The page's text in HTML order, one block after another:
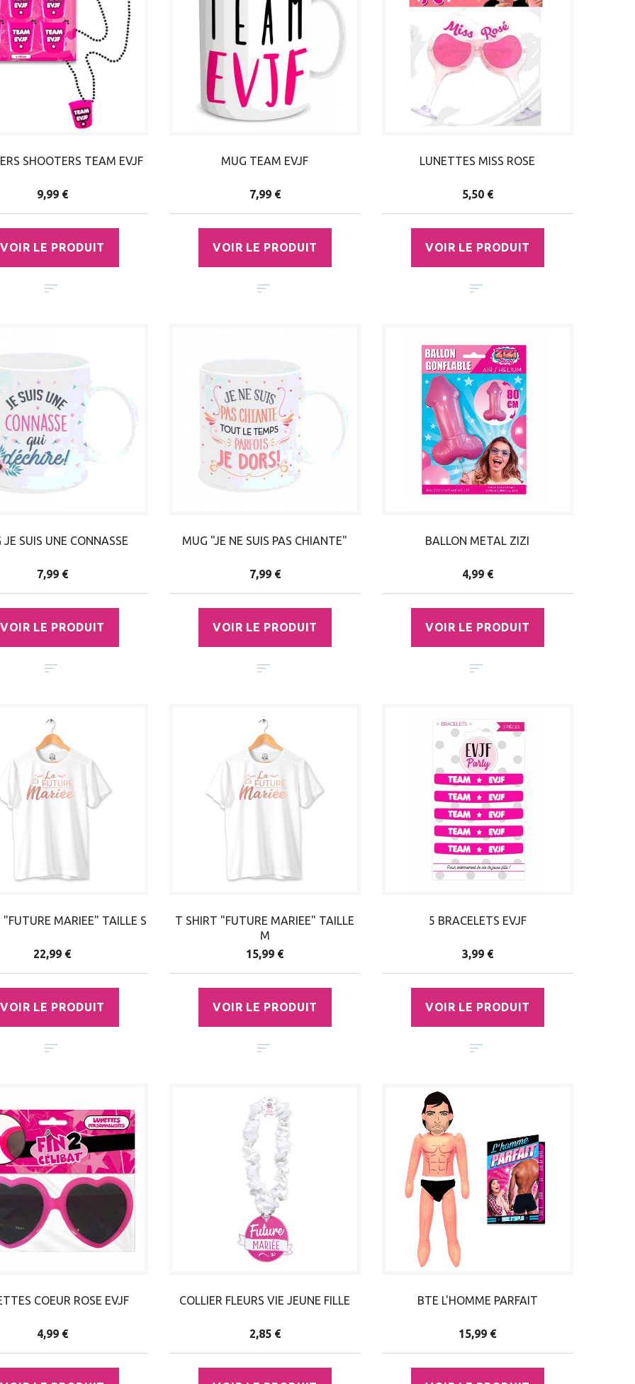
SHOOTERS TEAM EVJF
9,99 €
VOIR LE PRODUIT
MUG TEAM EVJF
7,99 €
VOIR LE PRODUIT
LUNETTES MISS ROSE
5,50 €
VOIR LE PRODUIT
JE SUIS UNE CONNASSE
7,99 €
VOIR LE PRODUIT
MUG "JE NE SUIS PAS CHIANTE"
7,99 €
VOIR LE PRODUIT
BALLON METAL ZIZI
4,99 €
VOIR LE PRODUIT
MARIEE" TAILLE S
22,99 €
VOIR LE PRODUIT
T SHIRT "FUTURE MARIEE" TAILLE
M
15,99 €
VOIR LE PRODUIT
5 BRACELETS EVJF
3,99 €
VOIR LE PRODUIT
COEUR ROSE EVJF
4,99 €
COLLIER FLEURS VIE JEUNE FILLE
2,85 €
BTE L'HOMME PARFAIT
15,99 €